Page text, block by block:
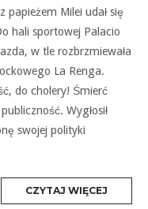
papieżem Milei udał się
hali sportowej Palacio
w tle rozbrzmiewała
La Renga.
do cholery! Śmierć
Wygłosił
swojej polityki
CZYTAJ WIĘCEJ